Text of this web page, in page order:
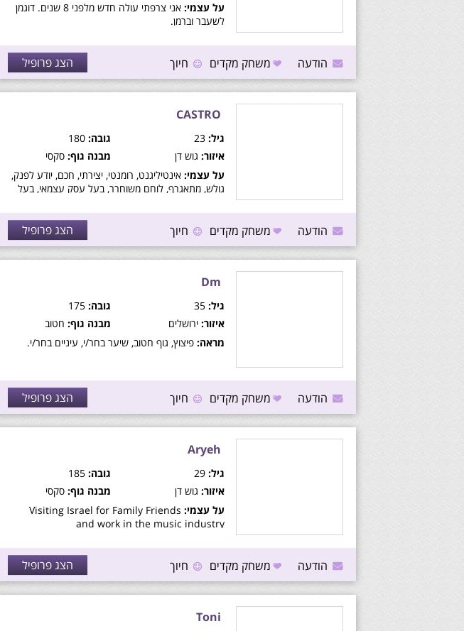
על עצמי:
אני צרפתי עולה חדש מלפני 8 שנים. דוגמן
לשעבר וברמן.
הודעה משחק מקדים חיוך הצג פרופיל
CASTRO
גיל: גובה:
איזור: גוש דן מבנה גוף: סקסי
על עצמי: אינטיליגנט, רומנטי, יצירתי, חכם, יודע לפנק,
גולש, מתאגרף, לוחם משוחרר, בעל עסק עצמאי, בעל
הודעה משחק מקדים חיוך הצג פרופיל
Dm
גיל: גובה:
איזור: ירושלים מבנה גוף: חטוב
מראה: פיצוץ, גוף חטוב, שיער בחר/י, עיניים בחר/י.
הודעה משחק מקדים חיוך הצג פרופיל
Aryeh
גיל: גובה:
איזור: גוש דן מבנה גוף: סקסי
על עצמי: Visiting Israel for Family Friends
and work in the music industry
הודעה משחק מקדים חיוך הצג פרופיל
Toni